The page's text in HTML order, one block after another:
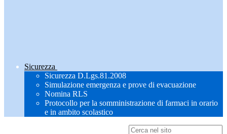
Sicurezza
Sicurezza D.Lgs.81.2008
Simulazione emergenza e prove di evacuazione
Nomina RLS
Protocollo per la somministrazione di farmaci in orario
e in ambito scolastico